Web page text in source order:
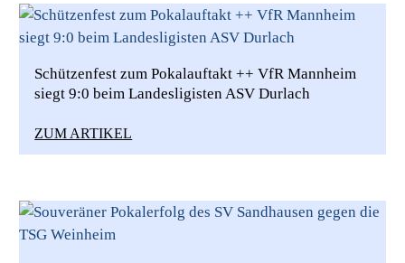
Schützenfest zum Pokalauftakt ++ VfR Mannheim
siegt 9:0 beim Landesligisten ASV Durlach
ZUM ARTIKEL